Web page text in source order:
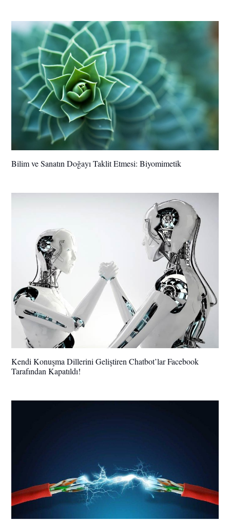
Bilim ve Sanatın Doğayı Taklit Etmesi: Biyomimetik
Kendi Konuşma Dillerini Geliştiren Chatbot’lar Facebook
Tarafından Kapatıldı!